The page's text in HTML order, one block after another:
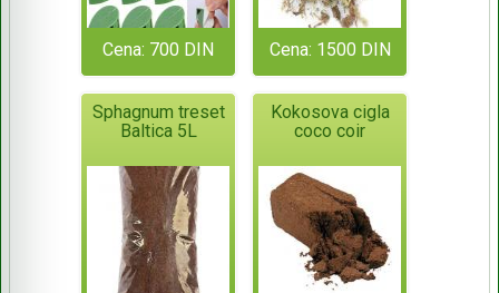
Cena: 700 DIN Cena: 1500 DIN
Sphagnum treset
Baltica 5L
Kokosova cigla
coco coir